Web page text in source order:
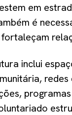
em
é
inclui